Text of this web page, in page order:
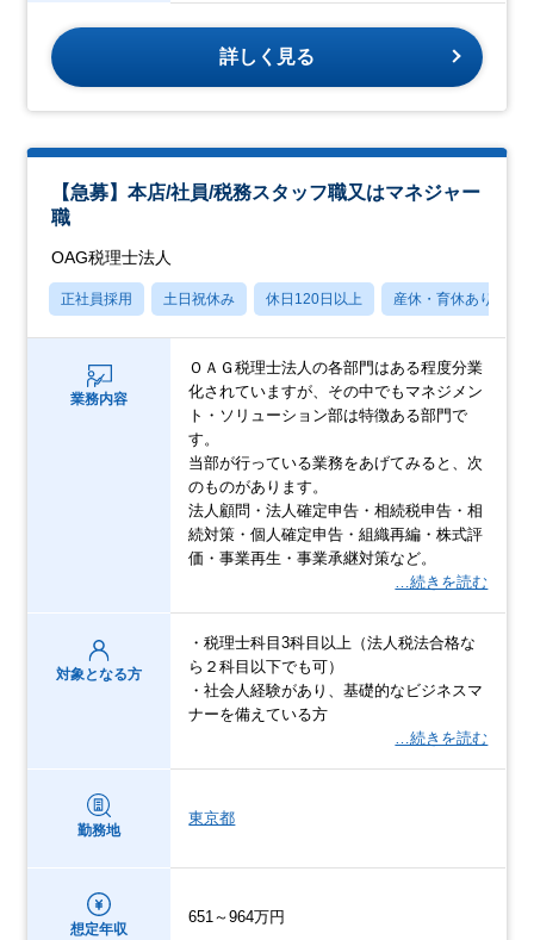
詳しく見る
【急募】本店/社員/税務スタッフ職又はマネジャー
職
OAG税理士法人
正社員採用 土日祝休み 休日120日以上 産休・育休あり
業務内容
ＯＡＧ税理士法人の各部門はある程度分業
化されていますが、その中でもマネジメン
ト・ソリューション部は特徴ある部門で
す。
当部が行っている業務をあげてみると、次
のものがあります。
法人顧問・法人確定申告・相続税申告・相
続対策・個人確定申告・組織再編・株式評
価・事業再生・事業承継対策など。
…続きを読む
対象となる方
・税理士科目3科目以上（法人税法合格な
ら２科目以下でも可）
・社会人経験があり、基礎的なビジネスマ
ナーを備えている方
…続きを読む
勤務地
東京都
想定年収
651～964万円